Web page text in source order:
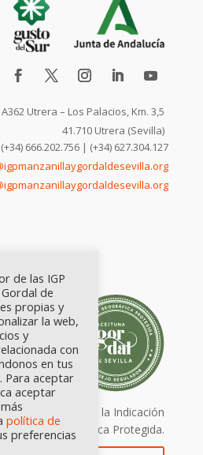
Utrera – Los Palacios, Km. 3,5
41.710 Utrera (Sevilla)
666.202.756 | (+34) 627.304.127
Origen. Sellos de la Indicación
Geográfica Protegida.
de las IGP
de
propias y
la web,
y
con
en tus
Para aceptar
aceptar
política de
preferencias